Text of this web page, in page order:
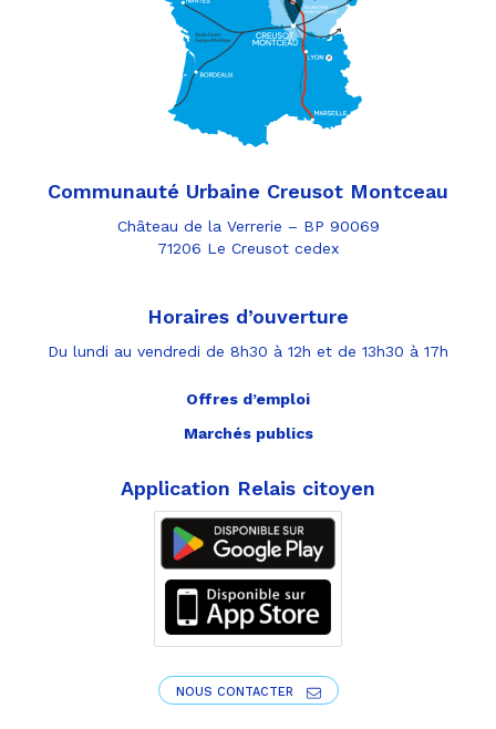
Communauté Urbaine Creusot Montceau
Château de la Verrerie – BP 90069
71206 Le Creusot cedex
Horaires d’ouverture
Du lundi au vendredi de 8h30 à 12h et de 13h30 à 17h
Offres d’emploi
Marchés publics
Application Relais citoyen
NOUS CONTACTER